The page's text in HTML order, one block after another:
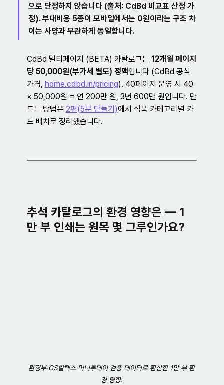
으로 단정하지 않습니다 (출처: CdBd 비교표 산정 가
정). 부대비용 5종이 모바일에서는 0원이라는 구조 차
이 는 사양과 무관하게 동일합니다.
CdBd 멀티페이지 (BETA) 카탈로그는 12개월 페이지
당 50,000원(부가세 별도) 정액입니다 (CdBd 공식
가격, home.cdbd.in/pricing). 40페이지 운영 시 40
× 50,000원 = 연 200만 원, 3년 600만 원입니다. 만
드는 방법은 2편(5분 만들기)에서 식품 카테고리별 카
드 배치로 정리했습니다.
추석 카탈로그의 환경 영향은 — 1
만 부 인쇄는 원목 몇 그루인가요?
환경부·GS칼텍스·머니투데이 검증 데이터로 환산한 1만 부 환
경 영향.